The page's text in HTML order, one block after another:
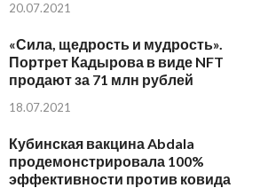
20.07.2021
«Сила, щедрость и мудрость».
Портрет Кадырова в виде NFT
продают за 71 млн рублей
18.07.2021
Кубинская вакцина Abdala
продемонстрировала 100%
эффективности против ковида